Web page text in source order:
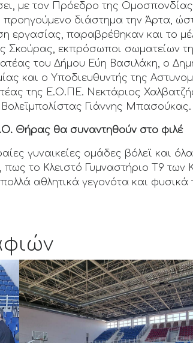
με τον Πρόεδρο της
διάστημα την Άρτα,
εργασίας, παραβρέθηκαν και το
Σκούρας, εκπρόσωποι σωματείων
του Δήμου Εύη Βασιλάκη, ο
και ο Υποδιευθυντής της
της Ε.Ο.ΠΕ. Νεκτάριος
Γιάννης Μπασούκας.
Θήρας θα συναντηθούν στο φιλέ
γυναικείες ομάδες βόλεϊ και
πως το Κλειστό Γυμναστήριο Τ9 των
πολλά αθλητικά γεγονότα και